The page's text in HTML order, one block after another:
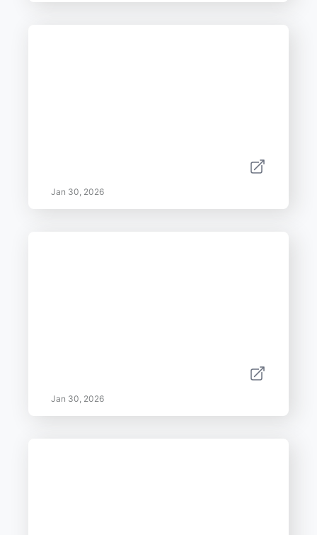
Jan 30, 2026
Jan 30, 2026